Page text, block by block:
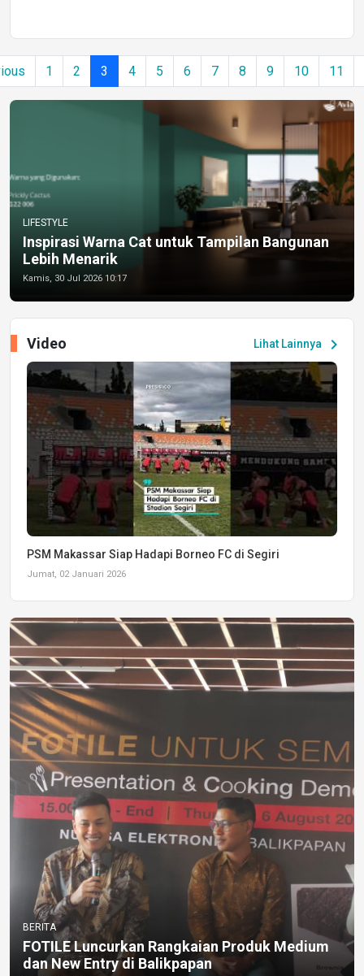
1 2 3 4 5 6 7 8 9 10 11
LIFESTYLE
Inspirasi Warna Cat untuk Tampilan Bangunan
Lebih Menarik
Kamis, 30 Jul 2026 10:17
Lihat Lainnya chevron_right
Video
PSM Makassar Siap Hadapi Borneo FC di Segiri
Jumat, 02 Januari 2026
BERITA
FOTILE Luncurkan Rangkaian Produk Medium
dan New Entry di Balikpapan